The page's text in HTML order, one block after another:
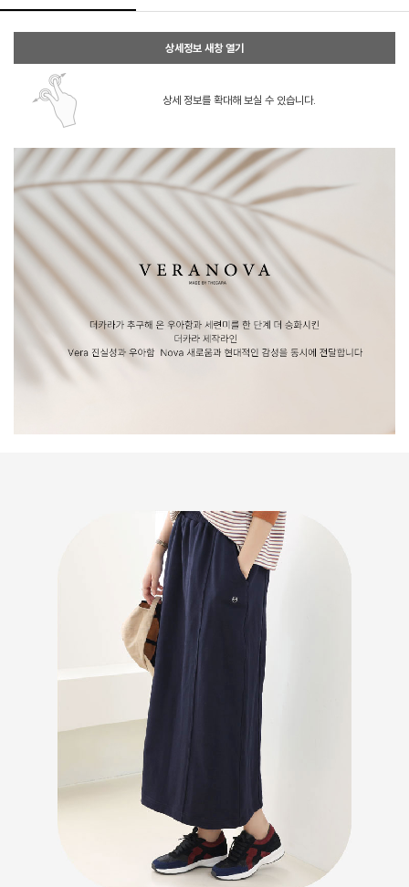
상세정보 새창 열기
상세 정보를 확대해 보실 수 있습니다.